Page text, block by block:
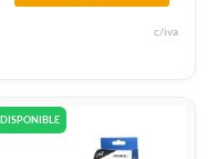
c/iva
DISPONIBLE